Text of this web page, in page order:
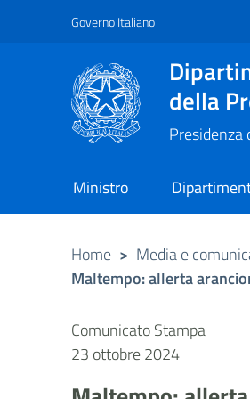
Vai al contenuto principale
Raggiungi il piè di pagina
Governo Italiano
della
Presidenza
Ministro
Home > Media e
Maltempo: allerta
Comunicato Stampa
23 ottobre 2024